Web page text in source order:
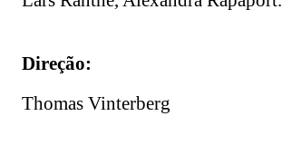
Direção:
Thomas Vinterberg